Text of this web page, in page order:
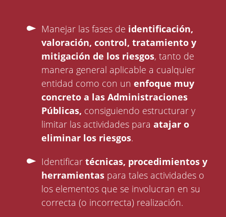
Manejar las fases de identificación,
valoración, control, tratamiento y
mitigación de los riesgos, tanto de
manera general aplicable a cualquier
entidad como con unenfoque muy
concreto a las Administraciones
Públicas, consiguiendo estructurar y
limitar las actividades paraatajar o
eliminar los riesgos.
Identificartécnicas, procedimientos y
herramientas para tales actividades o
los elementos que se involucran en su
correcta (o incorrecta) realización.